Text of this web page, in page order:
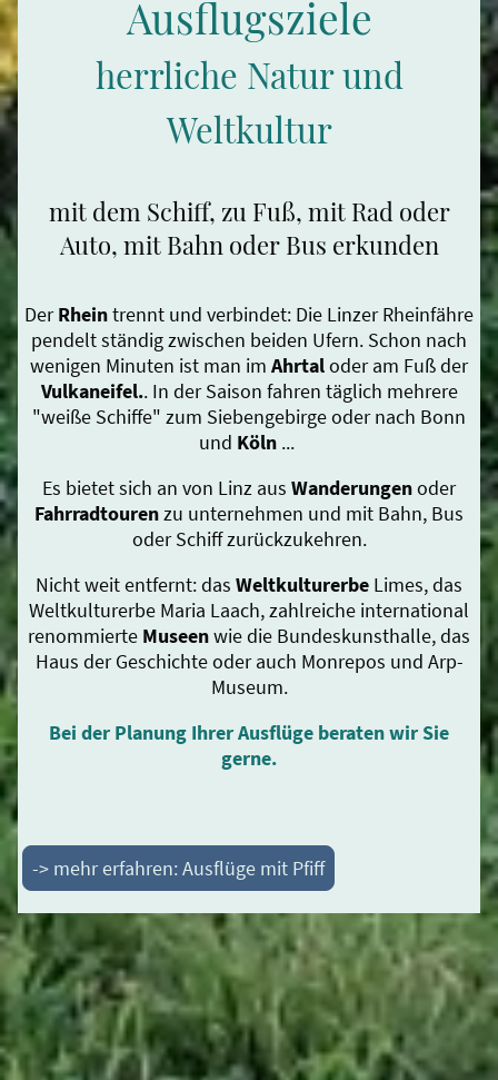
Ausflugsziele
herrliche Natur und
Weltkultur
mit dem Schiff, zu Fuß, mit Rad oder
Auto, mit Bahn oder Bus erkunden
DerRheintrennt und verbindet: Die Linzer Rheinfähre
pendelt ständig zwischen beiden Ufern. Schon nach
wenigen Minuten ist man im Ahrtaloder am Fuß der
Vulkaneifel.. In der Saison fahren täglich mehrere
"weiße Schiffe" zum Siebengebirge oder nach Bonn
und Köln ...
Es bietet sich an von Linz aus Wanderungenoder
Fahrradtourenzu unternehmen und mit Bahn, Bus
oder Schiff zurückzukehren.
Nicht weit entfernt: das Weltkulturerbe Limes, das
Weltkulturerbe Maria Laach, zahlreiche international
renommierte Museenwie die Bundeskunsthalle, das
Haus der Geschichte oder auch Monrepos und Arp-
Museum.
Bei der Planung Ihrer Ausflüge beraten wir Sie
gerne.
-> mehr erfahren: Ausflüge mit Pfiff